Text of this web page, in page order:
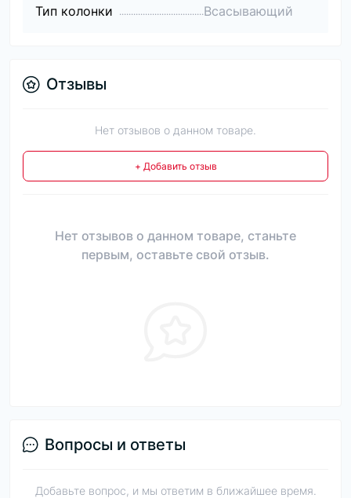
Тип колонки Всасывающий
Отзывы
Нет отзывов о данном товаре.
+ Добавить отзыв
Нет отзывов о данном товаре, станьте
первым, оставьте свой отзыв.
Вопросы и ответы
Добавьте вопрос, и мы ответим в ближайшее время.